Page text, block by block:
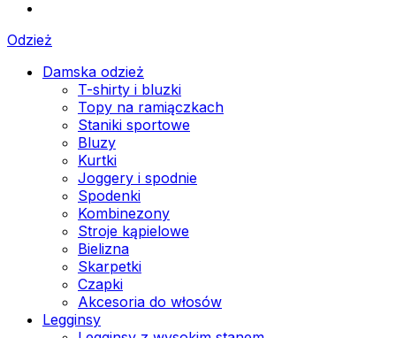
Odzież
Damska odzież
T-shirty i bluzki
Topy na ramiączkach
Staniki sportowe
Bluzy
Kurtki
Joggery i spodnie
Spodenki
Kombinezony
Stroje kąpielowe
Bielizna
Skarpetki
Czapki
Akcesoria do włosów
Legginsy